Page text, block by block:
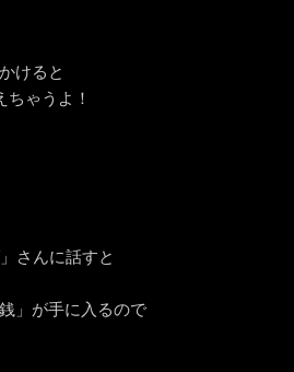
けると
ゃうよ！
さんに話すと
」が手に入るので